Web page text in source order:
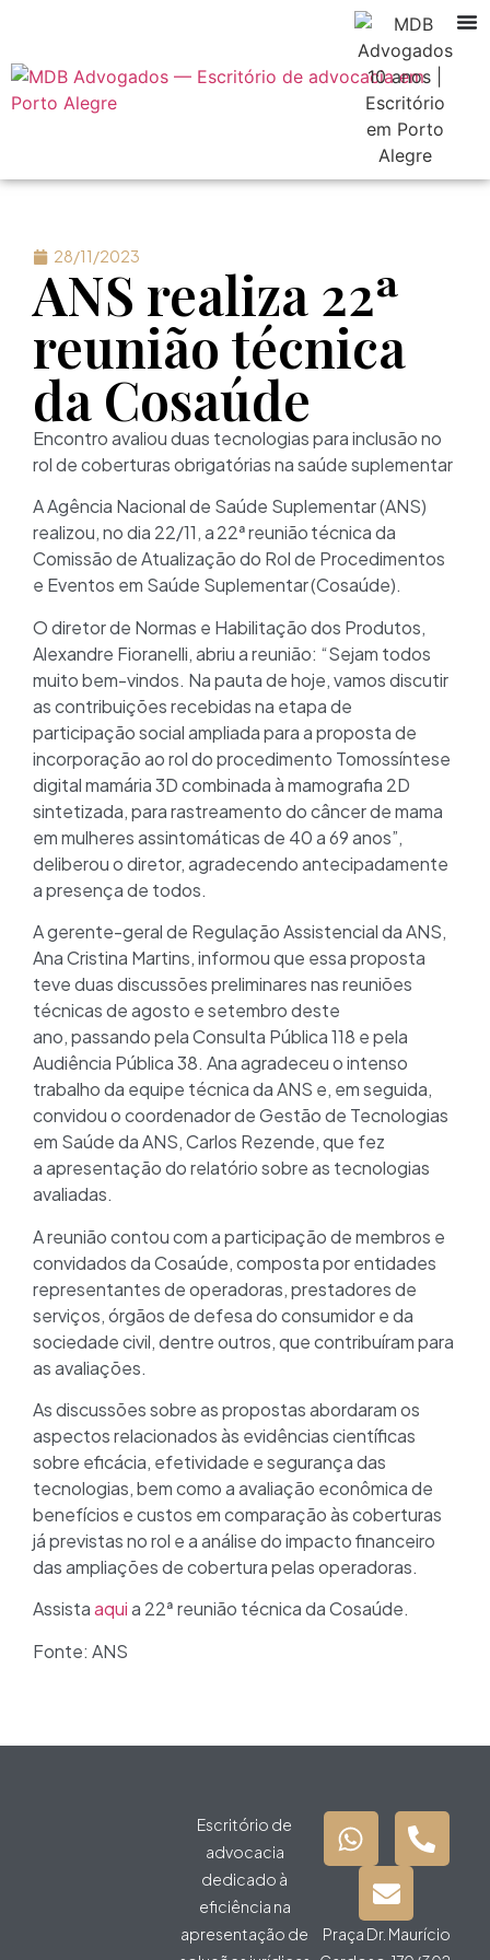
28/11/2023
ANS realiza 22ª
reunião técnica
da Cosaúde
Encontro avaliou duas tecnologias para inclusão no
rol de coberturas obrigatórias na saúde suplementar
A Agência Nacional de Saúde Suplementar (ANS)
realizou, no dia 22/11, a 22ª reunião técnica da
Comissão de Atualização do Rol de Procedimentos
e Eventos em Saúde Suplementar (Cosaúde).
O diretor de Normas e Habilitação dos Produtos,
Alexandre Fioranelli, abriu a reunião: “Sejam todos
muito bem-vindos. Na pauta de hoje, vamos discutir
as contribuições recebidas na etapa de
participação social ampliada para a proposta de
incorporação ao rol do procedimento Tomossíntese
digital mamária 3D combinada à mamografia 2D
sintetizada, para rastreamento do câncer de mama
em mulheres assintomáticas de 40 a 69 anos”,
deliberou o diretor, agradecendo antecipadamente
a presença de todos.
A gerente-geral de Regulação Assistencial da ANS,
Ana Cristina Martins, informou que essa proposta
teve duas discussões preliminares nas reuniões
técnicas de agosto e setembro deste
ano, passando pela Consulta Pública 118 e pela
Audiência Pública 38. Ana agradeceu o intenso
trabalho da equipe técnica da ANS e, em seguida,
convidou o coordenador de Gestão de Tecnologias
em Saúde da ANS, Carlos Rezende, que fez
a apresentação do relatório sobre as tecnologias
avaliadas.
A reunião contou com a participação de membros e
convidados da Cosaúde, composta por entidades
representantes de operadoras, prestadores de
serviços, órgãos de defesa do consumidor e da
sociedade civil, dentre outros, que contribuíram para
as avaliações.
As discussões sobre as propostas abordaram os
aspectos relacionados às evidências científicas
sobre eficácia, efetividade e segurança das
tecnologias, bem como a avaliação econômica de
benefícios e custos em comparação às coberturas
já previstas no rol e a análise do impacto financeiro
das ampliações de cobertura pelas operadoras.
Assistaaquia 22ª reunião técnica da Cosaúde.
Fonte: ANS
Escritório de
advocacia
dedicado à
eficiência na
apresentação de
Praça Dr. Maurício